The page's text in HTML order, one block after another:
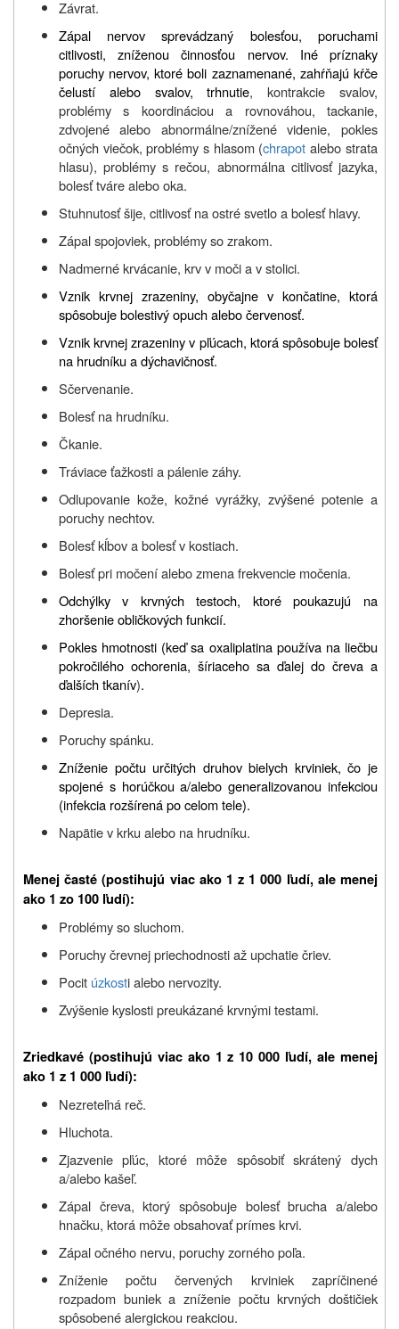
Závrat.
Zápal nervov sprevádzaný bolesťou, poruchami
citlivosti, zníženou činnosťou nervov. Iné príznaky
poruchy nervov, ktoré boli zaznamenané, zahŕňajú kŕče
čelustí alebo svalov, trhnutie, kontrakcie svalov,
problémy s koordináciou a rovnováhou, tackanie,
zdvojené alebo abnormálne/znížené videnie, pokles
očných viečok, problémy s hlasom (chrapot alebo strata
hlasu), problémy s rečou, abnormálna citlivosť jazyka,
bolesť tváre alebo oka.
Stuhnutosť šije, citlivosť na ostré svetlo a bolesť hlavy.
Zápal spojoviek, problémy so zrakom.
Nadmerné krvácanie, krv v moči a v stolici.
Vznik krvnej zrazeniny, obyčajne v končatine, ktorá
spôsobuje bolestivý opuch alebo červenosť.
Vznik krvnej zrazeniny v pľúcach, ktorá spôsobuje bolesť
na hrudníku a dýchavičnosť.
Sčervenanie.
Bolesť na hrudníku.
Čkanie.
Tráviace ťažkosti a pálenie záhy.
Odlupovanie kože, kožné vyrážky, zvýšené potenie a
poruchy nechtov.
Bolesť kĺbov a bolesť v kostiach.
Bolesť pri močení alebo zmena frekvencie močenia.
Odchýlky v krvných testoch, ktoré poukazujú na
zhoršenie obličkových funkcií.
Pokles hmotnosti (keď sa oxaliplatina používa na liečbu
pokročilého ochorenia, šíriaceho sa ďalej do čreva a
ďalších tkanív).
Depresia.
Poruchy spánku.
Zníženie počtu určitých druhov bielych krviniek, čo je
spojené s horúčkou a/alebo generalizovanou infekciou
(infekcia rozšírená po celom tele).
Napätie v krku alebo na hrudníku.
Menej časté (postihujú viac ako 1 z 1 000 ľudí, ale menej
ako 1 zo 100 ľudí):
Problémy so sluchom.
Poruchy črevnej priechodnosti až upchatie čriev.
Pocit úzkosti alebo nervozity.
Zvýšenie kyslosti preukázané krvnými testami.
Zriedkavé (postihujú viac ako 1 z 10 000 ľudí, ale menej
ako 1 z 1 000 ľudí):
Nezreteľná reč.
Hluchota.
Zjazvenie pľúc, ktoré môže spôsobiť skrátený dych
a/alebo kašeľ.
Zápal čreva, ktorý spôsobuje bolesť brucha a/alebo
hnačku, ktorá môže obsahovať prímes krvi.
Zápal očného nervu, poruchy zorného poľa.
Zníženie počtu červených krviniek zapríčinené
rozpadom buniek a zníženie počtu krvných doštičiek
spôsobené alergickou reakciou.